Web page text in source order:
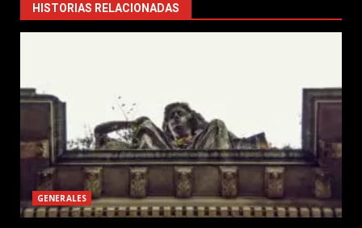
HISTORIAS RELACIONADAS
GENERALES